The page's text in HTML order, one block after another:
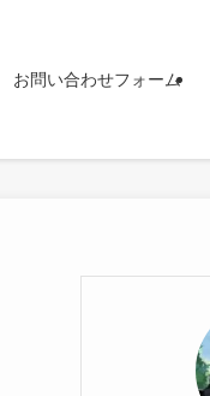
お問い合わせフォーム